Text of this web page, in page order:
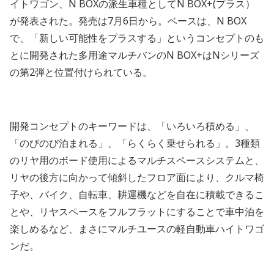
イトワゴン、N BOXの派生車種としてN BOX+(プラス）
が発表された。発売は7月6日から。ベースは、N BOX
で、「新しい可能性をプラスする」というコンセプトのも
とに開発された多用途マルチバンのN BOX+はNシリーズ
の第2弾と位置付けられている。
開発コンセプトのキーワードは、「いろいろ積める」、
「のびのび泊まれる」、「らくらく乗せられる」。3種類
のリヤ用のボード使用によるマルチスペースシステムと、
リヤの後方に向かって傾斜したフロア面により、クルマ椅
子や、バイク、自転車、耕運機などを自在に積載できるこ
とや、リヤスペースをフルフラットにすることで車中泊を
楽しめるなど、まさにマルチユースの軽自動車ハイトワゴ
ンだ。